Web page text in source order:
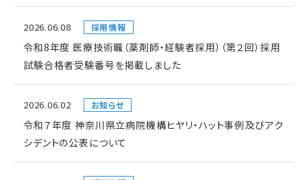
2026.06.08 採用情報
令和8年度 医療技術職（薬剤師・経験者採用）（第２回）採用
試験合格者受験番号を掲載しました
2026.06.02 お知らせ
令和７年度 神奈川県立病院機構ヒヤリ・ハット事例及びアク
シデントの公表について